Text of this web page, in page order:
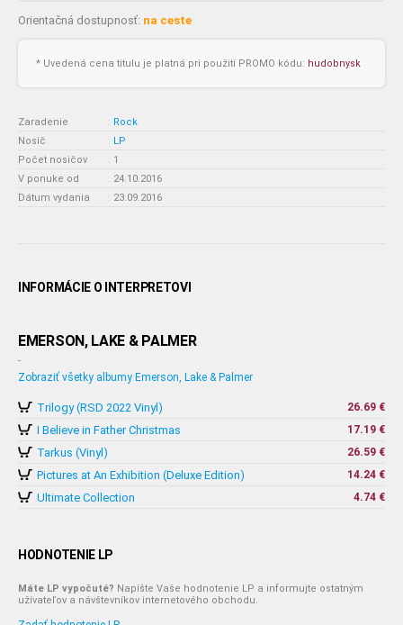
Orientačná dostupnosť: na ceste
* Uvedená cena titulu je platná pri použití PROMO kódu: hudobnysk
Zaradenie : Rock
Nosič
: LP
Počet nosičov
: 1
V ponuke od
: 24.10.2016
Dátum vydania
: 23.09.2016
INFORMÁCIE O INTERPRETOVI
EMERSON, LAKE & PALMER
-
Zobraziť všetky albumy Emerson, Lake & Palmer
Trilogy (RSD 2022 Vinyl) 26.69 €
I Believe in Father Christmas 17.19 €
Tarkus (Vinyl) 26.59 €
Pictures at An Exhibition (Deluxe Edition) 14.24 €
Ultimate Collection 4.74 €
HODNOTENIE LP
Máte LP vypočuté? Napíšte Vaše hodnotenie LP a informujte ostatným
užívateľov a návštevníkov internetového obchodu.